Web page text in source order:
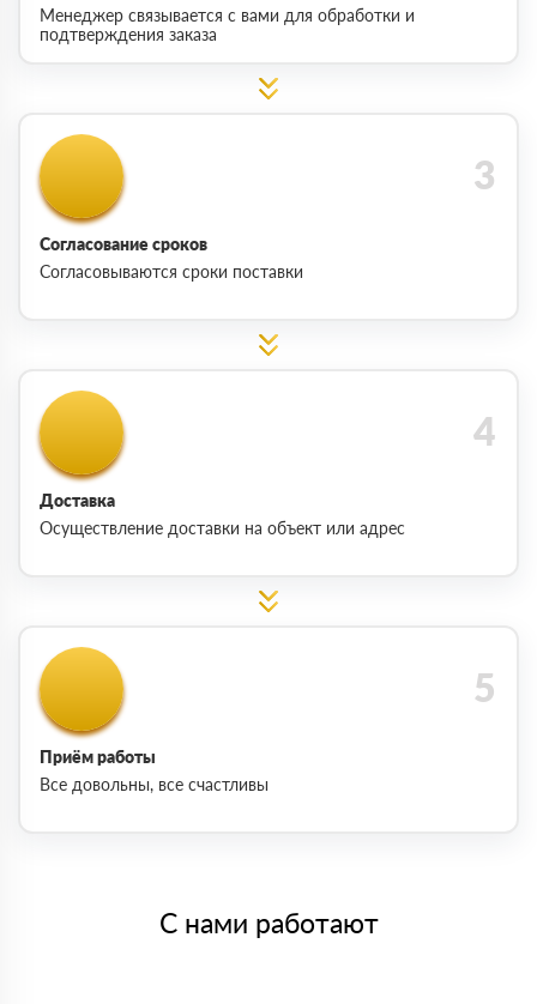
Менеджер связывается с вами для обработки и
подтверждения заказа
Согласование сроков
Согласовываются сроки поставки
Доставка
Осуществление доставки на объект или адрес
Приём работы
Все довольны, все счастливы
С нами работают